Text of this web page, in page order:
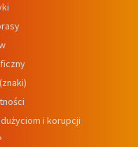
i korupcji